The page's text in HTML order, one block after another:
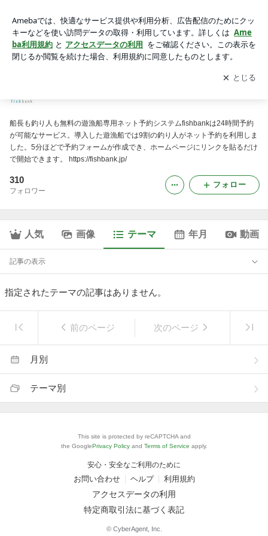
アプリをダウンロードして ブログの更新通知
を受け取りまし
ょう。
開く
船長も釣り人も無料の遊漁船専用ネット予約システムfishbankは24時間予約
が可能なサービス。導入した遊漁船では9割の釣り人がネット予約を利用しま
した。5分ほどで予約フォームが作成でき、ホームページにリンクを貼るだけ
で開始できます。 https://fishbank.jp/
310
フォロワー
フォロー
人気 画像 テーマ 年月 動画
記事の表示
指定されたテーマの記事はありません。
前のページ 次のページ
月別
テーマ別
This site is protected by reCAPTCHA and
the GooglePrivacy Policy and Terms of Service apply.
安心・安全なご利用のために
お問い合わせ ヘルプ 利用規約
アクセスデータの利用
特定商取引法に基づく表記
© CyberAgent, Inc.